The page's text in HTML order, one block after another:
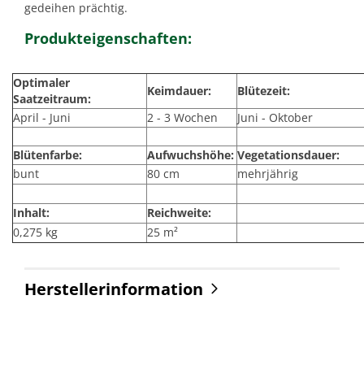
gedeihen prächtig.
Produkteigenschaften:
Optimaler
Saatzeitraum:
Keimdauer:
Blütezeit:
April - Juni
2 - 3 Wochen Juni - Oktober
Blütenfarbe: Aufwuchshöhe: Vegetationsdauer:
bunt
80 cm mehrjährig
Inhalt:
Reichweite:
0,275 kg
25 m²
Herstellerinformation